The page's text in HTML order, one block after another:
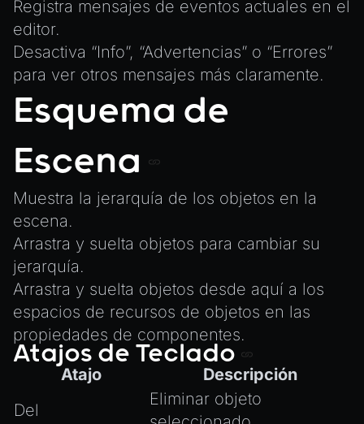
Registra mensajes de eventos actuales en el
editor.
Desactiva “Info”, “Advertencias” o “Errores”
para ver otros mensajes más claramente.
Esquema de
Escena
Muestra la jerarquía de los objetos en la
escena.
Arrastra y suelta objetos para cambiar su
jerarquía.
Arrastra y suelta objetos desde aquí a los
espacios de recursos de objetos en las
propiedades de componentes.
Atajos de Teclado
Atajo
Descripción
Del
Eliminar objeto